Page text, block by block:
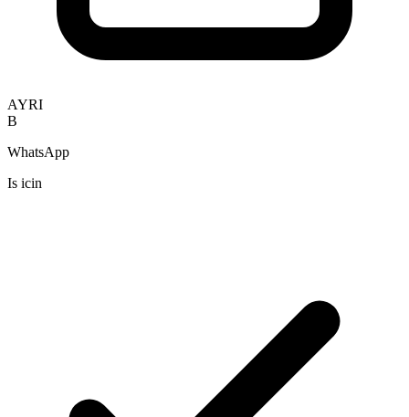
AYRI
B
WhatsApp
Is icin